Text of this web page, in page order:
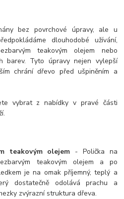
bez povrchové úpravy, ale u
dlouhodobé užívání,
teakovým olejem nebo
barev. Tyto úpravy nejen vylepší
chrání dřevo před ušpiněním a
vybrat z nabídky v pravé části
teakovým olejem - Polička na
teakovým olejem a po
je na omak příjemný, teplý a
dostatečně odolává prachu a
zvýrazní struktura dřeva.